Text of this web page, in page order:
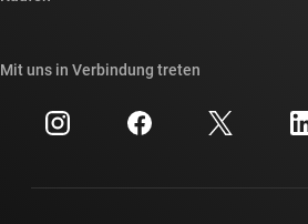
Investorenbeziehungen
Fertigung
Querverweis-Suche
Kundensupportzentrum
Häufig gestellte Fragen zu Bestellungen
Mit uns in Verbindung treten